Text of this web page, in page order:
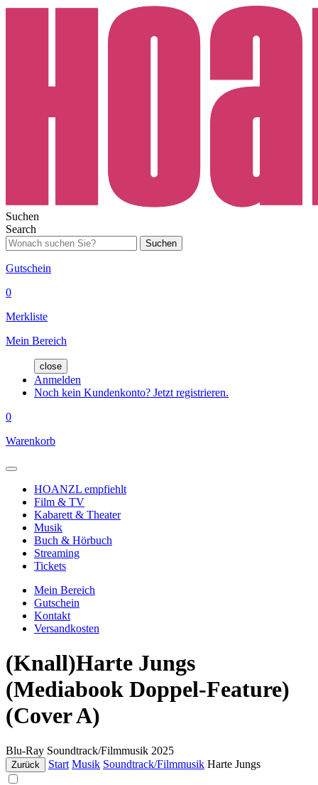
Suchen
Search
Suchen
Gutschein
0
Merkliste
Mein Bereich
close
Anmelden
Noch kein Kundenkonto? Jetzt registrieren.
0
Warenkorb
HOANZL empfiehlt
Film & TV
Kabarett & Theater
Musik
Buch & Hörbuch
Streaming
Tickets
Mein Bereich
Gutschein
Kontakt
Versandkosten
(Knall)Harte Jungs
(Mediabook Doppel-Feature)
(Cover A)
Blu-Ray Soundtrack/Filmmusik 2025
Zurück Start Musik Soundtrack/Filmmusik Harte Jungs